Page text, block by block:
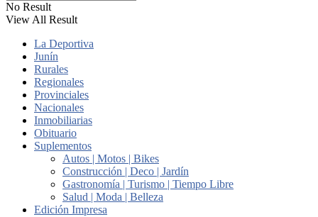
No Result
View All Result
La Deportiva
Junín
Rurales
Regionales
Provinciales
Nacionales
Inmobiliarias
Obituario
Suplementos
Autos | Motos | Bikes
Construcción | Deco | Jardín
Gastronomía | Turismo | Tiempo Libre
Salud | Moda | Belleza
Edición Impresa